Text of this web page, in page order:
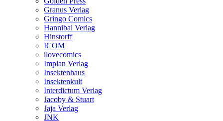
Granus Verlag
Gringo Comics
Hannibal Verlag
Hinstorff
ICOM
ilovecomics
Impian Verlag
Insektenhaus
Insektenkult
Interdictum Verlag
Jacoby & Stuart
Jaja Verlag
JNK